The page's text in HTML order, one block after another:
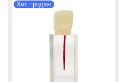
Хит продаж